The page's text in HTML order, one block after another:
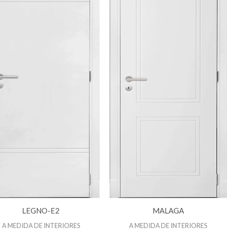
LEGNO-E2
A MEDIDA DE INTERIORES
MALAGA
A MEDIDA DE INTERIORES